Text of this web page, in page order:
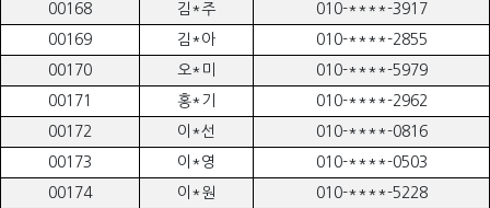
00168
김*주
010-****-3917
00169
김*아
010-****-2855
00170
오*미
010-****-5979
00171
홍*기
010-****-2962
00172
이*선
010-****-0816
00173
이*영
010-****-0503
00174
이*원
010-****-5228